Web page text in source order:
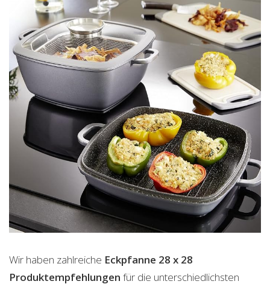
Wir haben zahlreiche Eckpfanne 28 x 28
Produktempfehlungen für die unterschiedlichsten